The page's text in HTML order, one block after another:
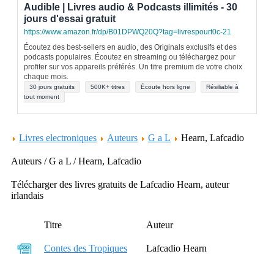
Audible | Livres audio & Podcasts illimités - 30
jours d'essai gratuit
https://www.amazon.fr/dp/B01DPWQ20Q?tag=livrespourt0c-21
Écoutez des best-sellers en audio, des Originals exclusifs et des
podcasts populaires. Écoutez en streaming ou téléchargez pour
profiter sur vos appareils préférés. Un titre premium de votre choix
chaque mois.
30 jours gratuits 500K+ titres Écoute hors ligne
Résiliable à
tout moment
Livres electroniques Auteurs G a L Hearn, Lafcadio
Auteurs / G a L / Hearn, Lafcadio
Télécharger des livres gratuits de Lafcadio Hearn, auteur
irlandais
Titre Auteur
Contes des Tropiques Lafcadio Hearn